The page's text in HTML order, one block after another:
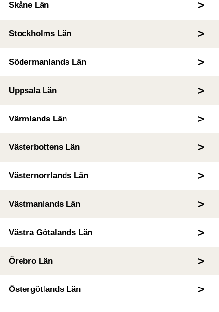
Skåne Län
Stockholms Län
Södermanlands Län
Uppsala Län
Värmlands Län
Västerbottens Län
Västernorrlands Län
Västmanlands Län
Västra Götalands Län
Örebro Län
Östergötlands Län